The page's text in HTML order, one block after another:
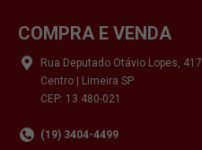
COMPRA E VENDA
Rua Deputado Otávio Lopes, 417
Centro | Limeira SP
CEP: 13.480-021
(19) 3404-4499